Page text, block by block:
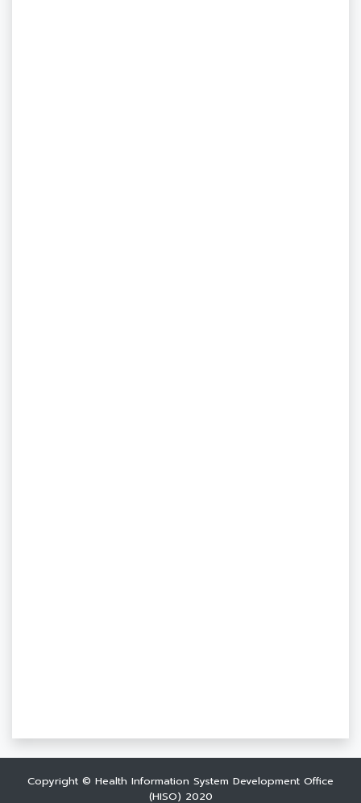
Copyright © Health Information System Development Office
(HISO) 2020